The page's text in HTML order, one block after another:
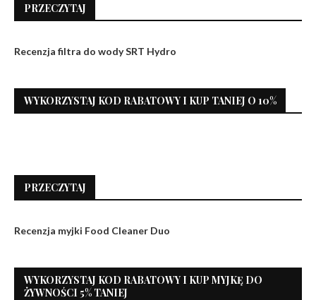
PRZECZYTAJ
Recenzja filtra do wody SRT Hydro
WYKORZYSTAJ KOD RABATOWY I KUP TANIEJ O 10%
PRZECZYTAJ
Recenzja myjki Food Cleaner Duo
WYKORZYSTAJ KOD RABATOWY I KUP MYJKĘ DO
ŻYWNOŚCI 5% TANIEJ